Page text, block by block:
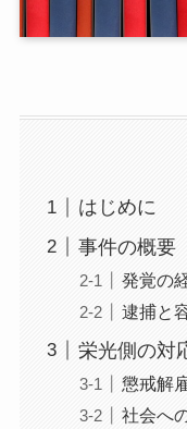
はじめに
事件の概要
発覚の
逮捕と
栄光側の対
懲戒解
社会へ